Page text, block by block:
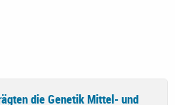
die Genetik Mittel- und